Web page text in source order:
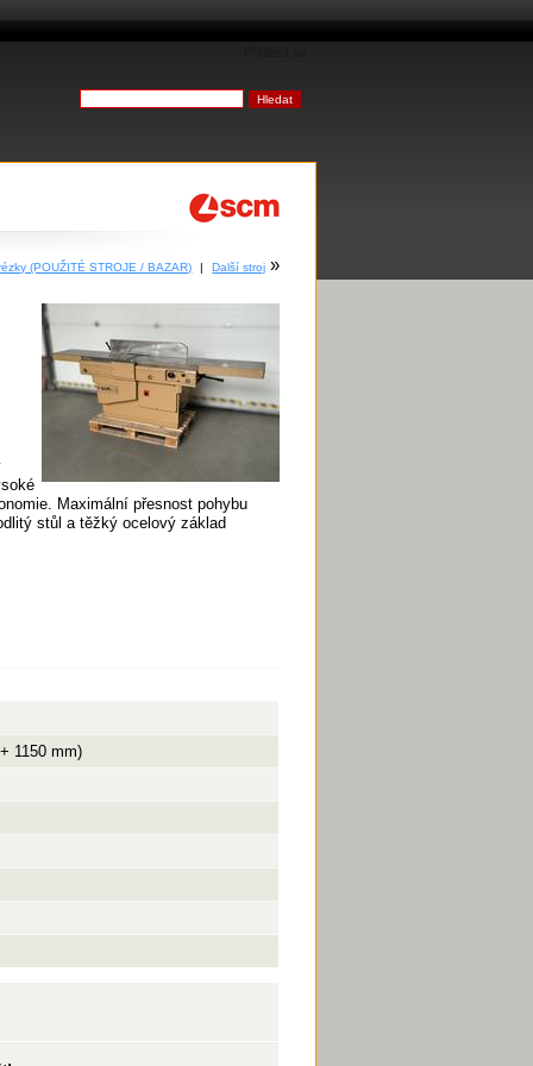
(POUŽITÉ STROJE / BAZAR) | Další stroj »
Maximální přesnost pohybu
stůl a těžký ocelový základ
1150 mm)